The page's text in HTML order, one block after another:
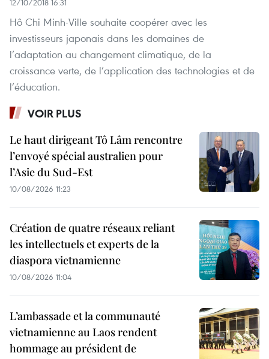
12/10/2018 16:31
Hô Chi Minh-Ville souhaite coopérer avec les
investisseurs japonais dans les domaines de
l’adaptation au changement climatique, de la
croissance verte, de l’application des technologies et de
l’éducation.
VOIR PLUS
Le haut dirigeant Tô Lâm rencontre
l’envoyé spécial australien pour
l’Asie du Sud-Est
10/08/2026 11:23
Création de quatre réseaux reliant
les intellectuels et experts de la
diaspora vietnamienne
10/08/2026 11:04
L’ambassade et la communauté
vietnamienne au Laos rendent
hommage au président de